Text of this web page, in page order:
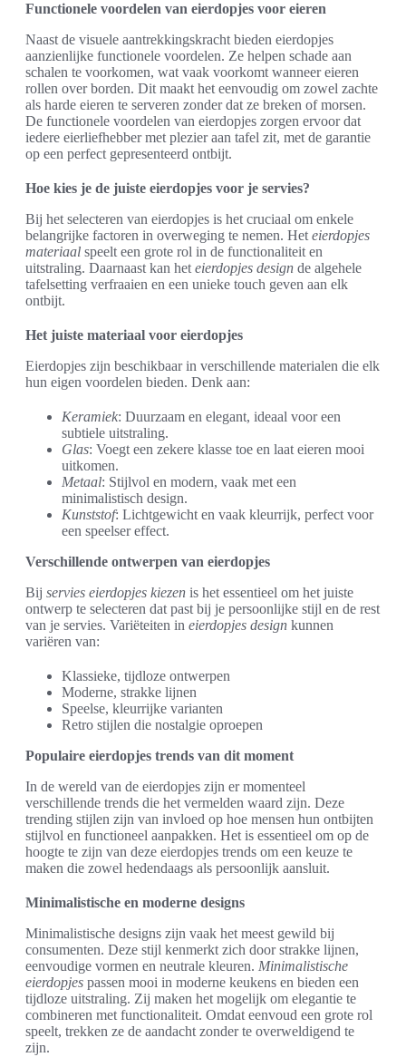
Functionele voordelen van eierdopjes voor eieren
Naast de visuele aantrekkingskracht bieden eierdopjes
aanzienlijke functionele voordelen. Ze helpen schade aan
schalen te voorkomen, wat vaak voorkomt wanneer eieren
rollen over borden. Dit maakt het eenvoudig om zowel zachte
als harde eieren te serveren zonder dat ze breken of morsen.
De functionele voordelen van eierdopjes zorgen ervoor dat
iedere eierliefhebber met plezier aan tafel zit, met de garantie
op een perfect gepresenteerd ontbijt.
Hoe kies je de juiste eierdopjes voor je servies?
Bij het selecteren van eierdopjes is het cruciaal om enkele
belangrijke factoren in overweging te nemen. Het eierdopjes
materiaal speelt een grote rol in de functionaliteit en
uitstraling. Daarnaast kan het eierdopjes design de algehele
tafelsetting verfraaien en een unieke touch geven aan elk
ontbijt.
Het juiste materiaal voor eierdopjes
Eierdopjes zijn beschikbaar in verschillende materialen die elk
hun eigen voordelen bieden. Denk aan:
Keramiek: Duurzaam en elegant, ideaal voor een
subtiele uitstraling.
Glas: Voegt een zekere klasse toe en laat eieren mooi
uitkomen.
Metaal: Stijlvol en modern, vaak met een
minimalistisch design.
Kunststof: Lichtgewicht en vaak kleurrijk, perfect voor
een speelser effect.
Verschillende ontwerpen van eierdopjes
Bij servies eierdopjes kiezen is het essentieel om het juiste
ontwerp te selecteren dat past bij je persoonlijke stijl en de rest
van je servies. Variëteiten in eierdopjes design kunnen
variëren van:
Klassieke, tijdloze ontwerpen
Moderne, strakke lijnen
Speelse, kleurrijke varianten
Retro stijlen die nostalgie oproepen
Populaire eierdopjes trends van dit moment
In de wereld van de eierdopjes zijn er momenteel
verschillende trends die het vermelden waard zijn. Deze
trending stijlen zijn van invloed op hoe mensen hun ontbijten
stijlvol en functioneel aanpakken. Het is essentieel om op de
hoogte te zijn van deze eierdopjes trends om een keuze te
maken die zowel hedendaags als persoonlijk aansluit.
Minimalistische en moderne designs
Minimalistische designs zijn vaak het meest gewild bij
consumenten. Deze stijl kenmerkt zich door strakke lijnen,
eenvoudige vormen en neutrale kleuren. Minimalistische
eierdopjes passen mooi in moderne keukens en bieden een
tijdloze uitstraling. Zij maken het mogelijk om elegantie te
combineren met functionaliteit. Omdat eenvoud een grote rol
speelt, trekken ze de aandacht zonder te overweldigend te
zijn.